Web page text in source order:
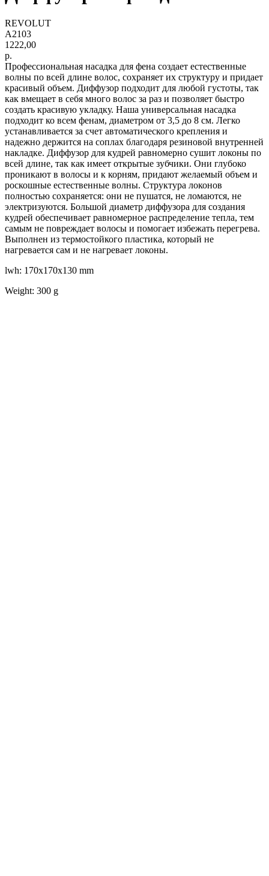
REVOLUT
A2103
1222,00
р.
Профессиональная насадка для фена создает естественные
волны по всей длине волос, сохраняет их структуру и придает
красивый объем. Диффузор подходит для любой густоты, так
как вмещает в себя много волос за раз и позволяет быстро
создать красивую укладку. Наша универсальная насадка
подходит ко всем фенам, диаметром от 3,5 до 8 см. Легко
устанавливается за счет автоматического крепления и
надежно держится на соплах благодаря резиновой внутренней
накладке. Диффузор для кудрей равномерно сушит локоны по
всей длине, так как имеет открытые зубчики. Они глубоко
проникают в волосы и к корням, придают желаемый объем и
роскошные естественные волны. Структура локонов
полностью сохраняется: они не пушатся, не ломаются, не
электризуются. Большой диаметр диффузора для создания
кудрей обеспечивает равномерное распределение тепла, тем
самым не повреждает волосы и помогает избежать перегрева.
Выполнен из термостойкого пластика, который не
нагревается сам и не нагревает локоны.
lwh: 170x170x130 mm
Weight: 300 g